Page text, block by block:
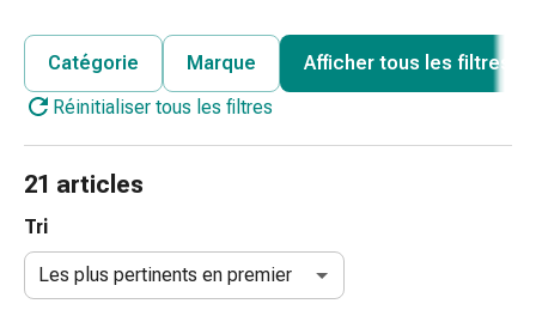
grippe
le
Toux
et
Catégorie Marque
Afficher tous les filtres
Réinitialiser tous les filtres
21 articles
Tri
Les plus pertinents en premier